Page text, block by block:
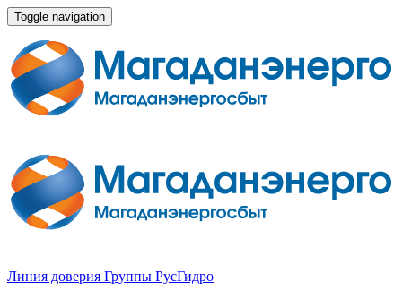
Toggle navigation
Линия доверия Группы РусГидро